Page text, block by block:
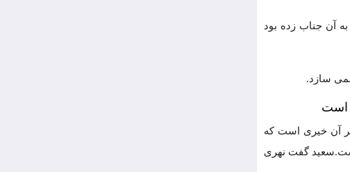
آن جناب زده بود
سازد.
است
آن خیری است که
گفت نهری